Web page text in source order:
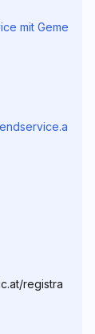
mit Geme
registra